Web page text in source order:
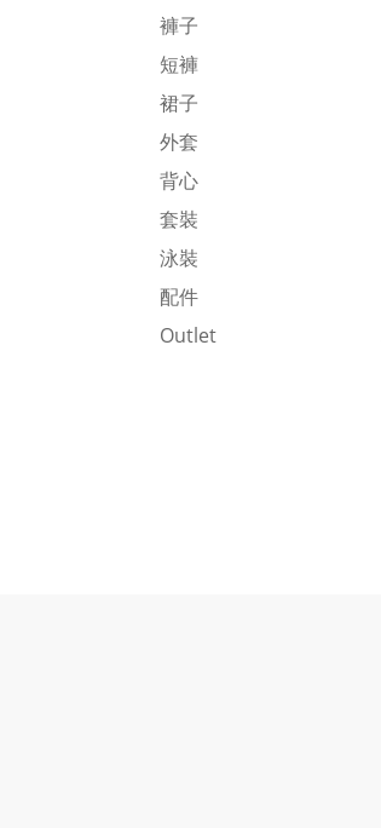
褲子
短褲
裙子
外套
背心
套裝
泳裝
配件
Outlet